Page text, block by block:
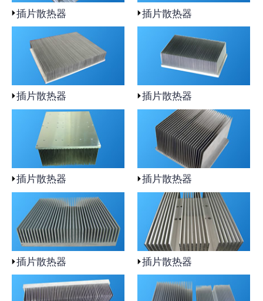
插片散热器 插片散热器
插片散热器 插片散热器
插片散热器 插片散热器
插片散热器 插片散热器